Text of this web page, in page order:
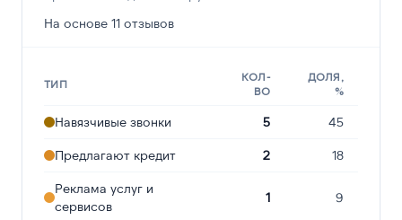
На основе 11 отзывов
ТИП
КОЛ-
ВО
ДОЛЯ,
%
Навязчивые звонки 5 45
Предлагают кредит 2 18
Реклама услуг и
сервисов
1 9